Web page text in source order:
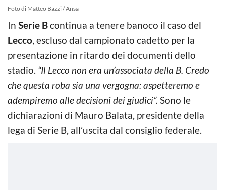
Foto di Matteo Bazzi / Ansa
In Serie Bcontinua a tenere banoco il caso del
Lecco, escluso dal campionato cadetto per la
presentazione in ritardo dei documenti dello
stadio. “Il Lecco non era un’associata della B. Credo
che questa roba sia una vergogna: aspetteremo e
adempiremo alle decisioni dei giudici”. Sono le
dichiarazioni di Mauro Balata, presidente della
lega di Serie B, all’uscita dal consiglio federale.